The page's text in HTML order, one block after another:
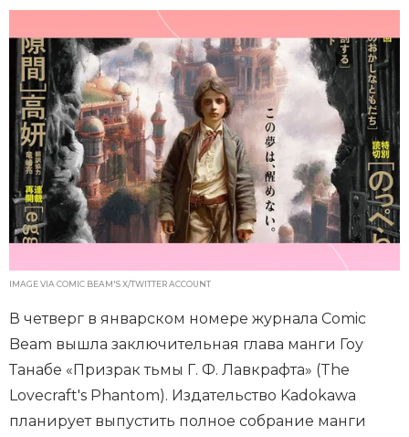
IMAGE VIA COMIC BEAM'S X/TWITTER ACCOUNT
В четверг в январском номере журнала Comic
Beam вышла заключительная глава манги Гоу
Танабе «Призрак тьмы Г. Ф. Лавкрафта» (The
Lovecraft's Phantom). Издательство Kadokawa
планирует выпустить полное собрание манги